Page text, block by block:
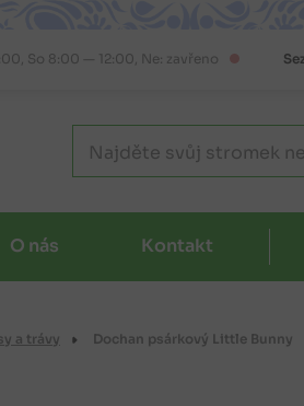
So 8:00 — 12:00, Ne: zavřeno
O nás Kontakt
a trávy Dochan psárkový Little Bunny